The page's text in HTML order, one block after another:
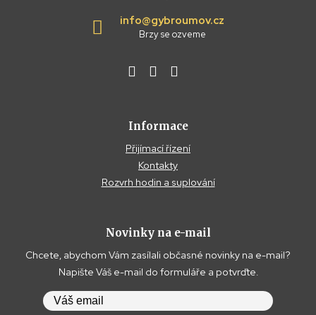
info@gybroumov.cz
Brzy se ozveme
Informace
Přijímací řízení
Kontakty
Rozvrh hodin a suplování
Novinky na e-mail
Chcete, abychom Vám zasílali občasné novinky na e-mail?
Napište Váš e-mail do formuláře a potvrďte.